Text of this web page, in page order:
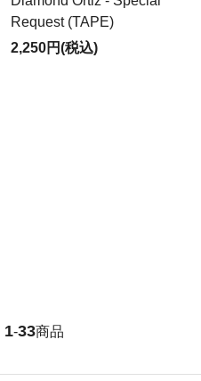
Request (TAPE)
2,250円(税込)
1-33商品